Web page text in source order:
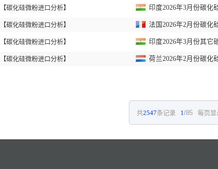
【碳化硅微粉进口分析】
【碳化硅微粉进口分析】
【碳化硅微粉进口分析】
【碳化硅微粉进口分析】
印度2026年3月份碳化
法国2026年2月份碳化
印度2026年3月份其它
荷兰2026年2月份碳化
共2547条记录 1/85 每页显